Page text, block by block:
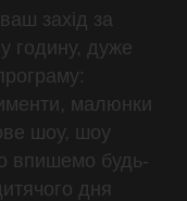
захід за
годину, дуже
малюнки
шоу, шоу
впишемо будь-
дня